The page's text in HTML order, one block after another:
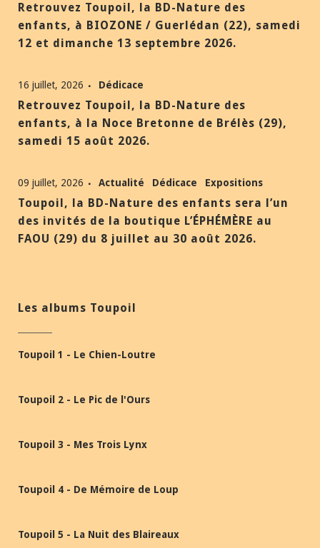
Retrouvez Toupoil, la BD-Nature des
enfants, à BIOZONE / Guerlédan (22), samedi
12 et dimanche 13 septembre 2026.
16 juillet, 2026 Dédicace
Retrouvez Toupoil, la BD-Nature des
enfants, à la Noce Bretonne de Brélès (29),
samedi 15 août 2026.
09 juillet, 2026 Actualité Dédicace Expositions
Toupoil, la BD-Nature des enfants sera l’un
des invités de la boutique L’ÉPHÉMÈRE au
FAOU (29) du 8 juillet au 30 août 2026.
Les albums Toupoil
Toupoil 1 - Le Chien-Loutre
Toupoil 2 - Le Pic de l'Ours
Toupoil 3 - Mes Trois Lynx
Toupoil 4 - De Mémoire de Loup
Toupoil 5 - La Nuit des Blaireaux